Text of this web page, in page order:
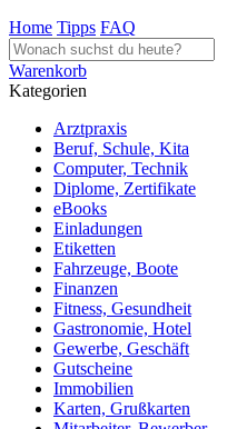
Home Tipps FAQ
Warenkorb
Kategorien
Arztpraxis
Beruf, Schule, Kita
Computer, Technik
Diplome, Zertifikate
eBooks
Einladungen
Etiketten
Fahrzeuge, Boote
Finanzen
Fitness, Gesundheit
Gastronomie, Hotel
Gewerbe, Geschäft
Gutscheine
Immobilien
Karten, Grußkarten